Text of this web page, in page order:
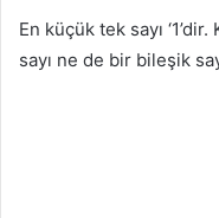
En küçük tek sayı
sayı ne de bir bileşik